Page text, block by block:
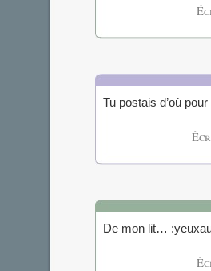
Tu postais d’où
De mon lit…